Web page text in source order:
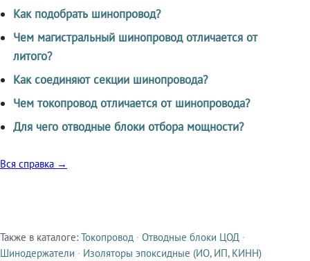
Как подобрать шинопровод?
Чем магистральный шинопровод отличается от
литого?
Как соединяют секции шинопровода?
Чем токопровод отличается от шинопровода?
Для чего отводные блоки отбора мощности?
Вся справка →
Смежные продукты
Также в каталоге: Токопровод · Отводные блоки ЦОД ·
Шинодержатели · Изоляторы эпоксидные (ИО, ИП, КИНН)